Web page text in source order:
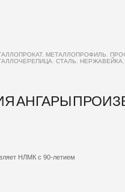
МЕТАЛЛОПРОФИЛЬ.
СТАЛЬ.
АНГАРЫ
НЛМК с 90-летием